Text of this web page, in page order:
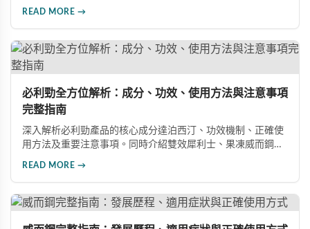
READ MORE →
必利勁全方位解析：成分、功效、使用方法與注意事項
完整指南
深入解析必利勁產品的核心成分達泊西汀、功效機制、正確使
用方法及重要注意事項。同時介紹雙效犀利士、果凍威而鋼雙
READ MORE →